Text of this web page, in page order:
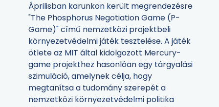
Áprilisban karunkon került megrendezésre
"The Phosphorus Negotiation Game (P-
Game)" című nemzetközi projektbeli
környezetvédelmi játék tesztelése. A játék
ötlete az MIT által kidolgozott Mercury-
game projekthez hasonlóan egy tárgyalási
szimuláció, amelynek célja, hogy
megtanítsa a tudomány szerepét a
nemzetközi környezetvédelmi politika